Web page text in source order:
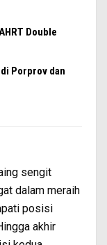
Double
Porprov dan
sengit
dalam meraih
posisi
akhir